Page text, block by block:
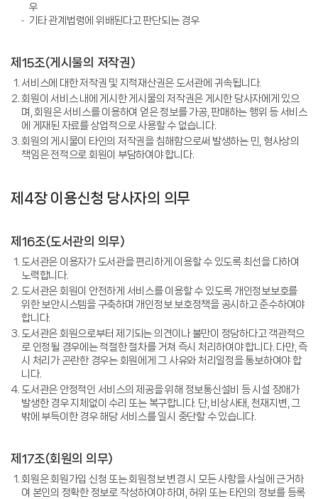
우
기타 관계법령에 위배된다고 판단되는 경우
제15조(게시물의 저작권)
서비스에 대한 저작권 및 지적재산권은 도서관에 귀속됩니다.
회원이 서비스 내에 게시한 게시물의 저작권은 게시한 당사자에게 있으
며, 회원은 서비스를 이용하여 얻은 정보를 가공, 판매하는 행위 등 서비스
에 게재된 자료를 상업적으로 사용할 수 없습니다.
회원의 게시물이 타인의 저작권을 침해함으로써 발생하는 민, 형사상의
책임은 전적으로 회원이 부담하여야 합니다.
제4장 이용신청 당사자의 의무
제16조(도서관의 의무)
도서관은 이용자가 도서관을 편리하게 이용할 수 있도록 최선을 다하여
노력합니다.
도서관은 회원이 안전하게 서비스를 이용할 수 있도록 개인정보보호를
위한 보안시스템을 구축하며 개인정보 보호정책을 공시하고 준수하여야
합니다.
도서관은 회원으로부터 제기되는 의견이나 불만이 정당하다고 객관적으
로 인정될 경우에는 적절한 절차를 거쳐 즉시 처리하여야 합니다. 다만, 즉
시 처리가 곤란한 경우는 회원에게 그 사유와 처리일정을 통보하여야 합
니다.
도서관은 안정적인 서비스의 제공을 위해 정보통신설비 등 시설 장애가
발생한 경우 지체없이 수리 또는 복구합니다. 단, 비상사태, 천재지변, 그
밖에 부득이한 경우 해당 서비스를 일시 중단할 수 있습니다.
제17조(회원의 의무)
회원은 회원가입 신청 또는 회원정보 변경 시 모든 사항을 사실에 근거하
여 본인의 정확한 정보로 작성하여야 하며, 허위 또는 타인의 정보를 등록